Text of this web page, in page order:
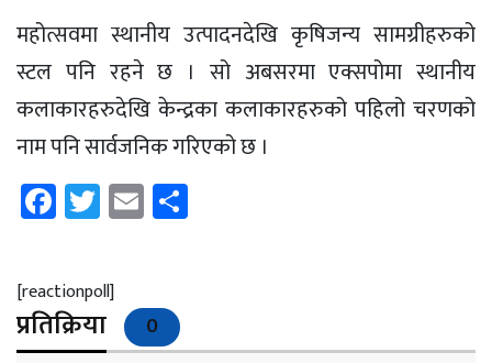
महोत्सवमा स्थानीय उत्पादनदेखि कृषिजन्य सामग्रीहरुको
स्टल पनि रहने छ । सो अबसरमा एक्सपोमा स्थानीय
कलाकारहरुदेखि केन्द्रका कलाकारहरुको पहिलो चरणको
नाम पनि सार्वजनिक गरिएको छ ।
Facebook
Twitter
Email
[reactionpoll]
प्रतिक्रिया 0